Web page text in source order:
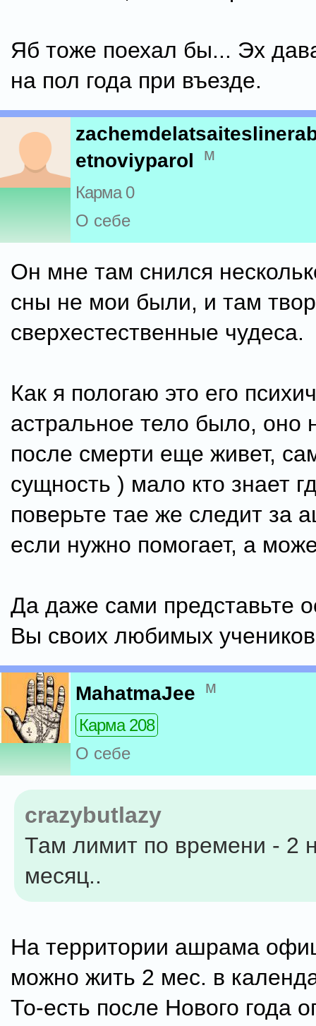
Яб тоже поехал бы... Эх
на пол года при въезде.
etnoviyparol
м
Карма 0
О себе
Он мне там снился
сны не мои были, и там
сверхестественные чудеса.
Как я пологаю это его
астральное тело было, оно
после смерти еще живет,
сущность ) мало кто знает
поверьте тае же следит за
если нужно помогает, а
Да даже сами представьте
Вы своих любимых
MahatmaJee м
Карма 208
О себе
crazybutlazy
Там лимит по времени - 2
месяц..
На территории ашрама
можно жить 2 мес. в
То-есть после Нового года